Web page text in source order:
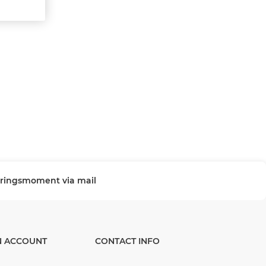
via mail
ACCOUNT CONTACT INFO